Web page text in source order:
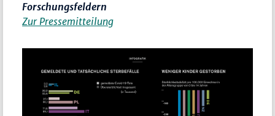
Forschungsfeldern
Zur Pressemitteilung